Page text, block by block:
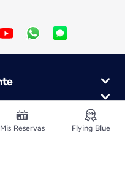
Mis Reservas Flying Blue